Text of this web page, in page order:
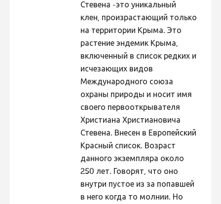
Hiite kuvavõistlus 2020 lisa
Liikuvad kuvad 2020
Hiite kuvavõistlus 2018
Hiite kuvavõistlus 2017
Hiite kuvavõistlus 2016
Hiite kuvavõistlus 2015
Hiite kuvavõistlus 2014
Hiite kuvavõistlus 2013
Hiite kuvavõistlus 2012
Стевена -это уникальный
клен, произрастающий только
на территории Крыма. Это
растение эндемик Крыма,
включенный в список редких и
исчезающих видов
Международного союза
охраны природы и носит имя
своего первооткрывателя
Христиана Христиановича
Стевена. Внесен в Европейский
Красный список. Возраст
данного экземпляра около
250 лет. Говорят, что оно
внутри пустое из за попавшей
в него когда то молнии. Но